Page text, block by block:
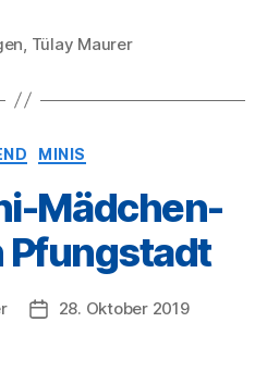
Tülay Maurer
Kategorien
MINIS
Mädchen-
Pfungstadt
Veröffentlichungsdatum
28. Oktober 2019